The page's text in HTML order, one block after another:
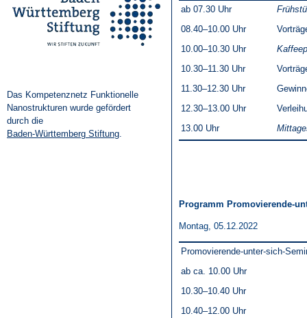
Das Kompetenznetz Funktionelle
Nanostrukturen wurde gefördert
durch die
Baden-Württemberg Stiftung.
ab 07.30 Uhr
08.40–10.00 Uhr
10.00–10.30 Uhr
10.30–11.30 Uhr
11.30–12.30 Uhr
12.30–13.00 Uhr
13.00 Uhr
Programm Promovierende-
Montag, 05.12.2022
Promovierende-unter-sich-
ab ca. 10.00 Uhr
10.30–10.40 Uhr
10.40–12.00 Uhr